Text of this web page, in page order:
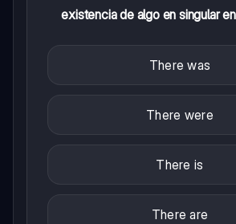
existencia de algo en singular
There was
There were
There is
There are